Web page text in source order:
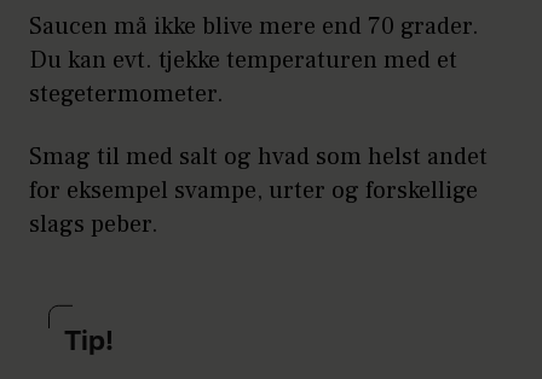
Saucen må ikke blive mere end 70 grader.
Du kan evt. tjekke temperaturen med et
stegetermometer.
Smag til med salt og hvad som helst andet
for eksempel svampe, urter og forskellige
slags peber.
Tip!